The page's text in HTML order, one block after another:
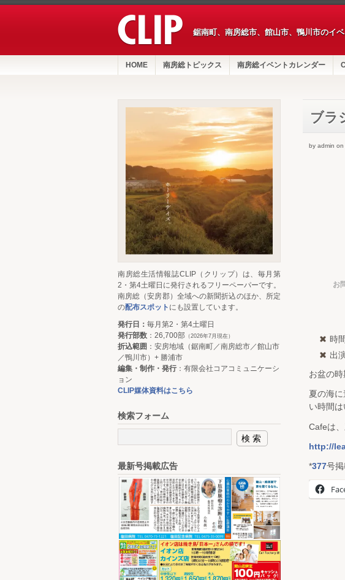
鋸南町、南房総市、館山市、鴨川市のイ
HOME 南房総トピックス 南房総イベントカレンダー
ブラ
by admin on
お
時
出
お盆の時
夏の海
い時間は
Cafeは
http://
*377号掲
南房総生活情報誌CLIP（クリップ）は、毎月第
2・第4土曜日に発行されるフリーペーパーです。
南房総（安房郡）全域への新聞折込のほか、所定
の配布スポット にも設置しています。
発行日： 毎月第2・第4土曜日
発行部数 ：26,700部 （2026年7月現在）
折込範囲 ：安房地域（鋸南町／南房総市／館山市
／鴨川市）+ 勝浦市
編集・制作・発行：有限会社コアコミュニケーシ
ョン
CLIP媒体資料はこちら
検索フォーム
最新号掲載広告